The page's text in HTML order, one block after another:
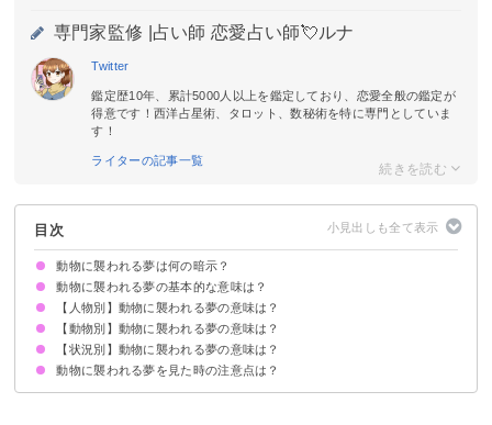
専門家監修 | 占い師 恋愛占い師💘ルナ
Twitter
鑑定歴10年、累計5000人以上を鑑定しており、恋愛全般の鑑定が
得意です！西洋占星術、タロット、数秘術を特に専門としていま
す！
ライターの記事一覧
目次
動物に襲われる夢は何の暗示？
動物に襲われる夢の基本的な意味は？
不安やストレスを抱えている暗示
状況によって意味が決まる
【人物別】動物に襲われる夢の意味は？
知らない人・他人が動物に襲われる夢【警告夢】
家族が動物に襲われる夢【凶夢】
子供が動物に襲われる夢【警告夢】
友達が動物に襲われる夢【警告夢】
芸能人が動物に襲われる夢【警告夢】
【動物別】動物に襲われる夢の意味は？
ライオンに襲われる夢【凶夢】
虎に襲われる夢【凶夢】
ゴリラに襲われる夢【警告夢】
猿に襲われる夢【警告夢】
蛇に襲われる夢【凶夢】
ワニに襲われる夢【凶夢】
熊に襲われる夢【警告夢】
ヒョウに襲われる夢【凶夢】
鹿に襲われる夢【警告夢】
イノシシに襲われる夢【警告夢】
チーターに襲われる夢【凶夢】
牛に襲われる夢【警告夢】
鳥に襲われる夢【凶夢】
ネズミに襲われる夢【警告夢】
犬に襲われる夢【凶夢】
猫に襲われる夢【凶夢】
蜘蛛に襲われる夢【凶夢】
ゴキブリに襲われる夢【警告夢】
カエルに襲われる夢【吉夢】
トンボに襲われる夢【警告夢】
蜂に襲われる夢【凶夢】
【状況別】動物に襲われる夢の意味は？
動物に襲われて殺される夢【吉夢】
動物に襲われて怪我する夢【凶夢】
動物に襲われて逃げ切る夢【吉夢】
動物に襲われて助かる夢【吉夢】
動物に襲われて撃退する夢【吉夢】
動物に襲われる夢を見た時の注意点は？
十分な休息を取る
警告夢や凶夢の内容を人に話す